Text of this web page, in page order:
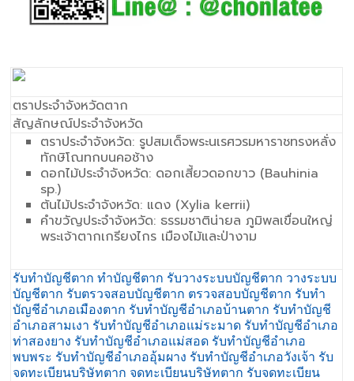
ตราประจำจังหวัดตาก
สัญลักษณ์ประจำจังหวัด
ตราประจำจังหวัด: รูปสมเด็จพระนเรศวรมหาราชทรงหลั่ง
ทักษิโณทกบนคอช้าง
ดอกไม้ประจำจังหวัด: ดอกเสี้ยวดอกขาว (Bauhinia
sp.)
ต้นไม้ประจำจังหวัด: แดง (Xylia kerrii)
คำขวัญประจำจังหวัด: ธรรมชาติน่ายล ภูมิพลเขื่อนใหญ่
พระเจ้าตากเกรียงไกร เมืองไม้และป่างาม
รับทำบัญชีตาก ทำบัญชีตาก รับวางระบบบัญชีตาก วางระบบ
บัญชีตาก รับตรวจสอบบัญชีตาก ตรวจสอบบัญชีตาก รับทำ
บัญชีอำเภอเมืองตาก รับทำบัญชีอำเภอบ้านตาก รับทำบัญชี
อำเภอสามเงา รับทำบัญชีอำเภอแม่ระมาด รับทำบัญชีอำเภอ
ท่าสองยาง รับทำบัญชีอำเภอแม่สอด รับทำบัญชีอำเภอ
พบพระ รับทำบัญชีอำเภออุ้มผาง รับทำบัญชีอำเภอวังเจ้า รับ
จดทะเบียนบริษัทตาก จดทะเบียนบริษัทตาก รับจดทะเบียน